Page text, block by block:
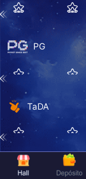
PG
TaDA
WG